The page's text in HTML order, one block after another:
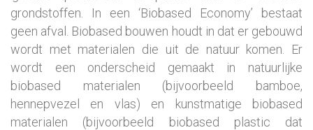
grondstoffen. In een ‘Biobased Economy’ bestaat
geen afval. Biobased bouwen houdt in dat er gebouwd
wordt met materialen die uit de natuur komen. Er
wordt een onderscheid gemaakt in natuurlijke
biobased materialen (bijvoorbeeld bamboe,
hennepvezel en vlas) en kunstmatige biobased
materialen (bijvoorbeeld biobased plastic dat